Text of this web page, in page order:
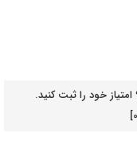
خود را ثبت کنید.
0
]